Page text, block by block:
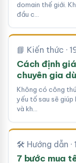
domain thế giới.
đầu c…
📘 Kiến thức ·
Cách định
chuyên gia
Không có công
yếu tố sau sẽ giúp
và kh…
🛠 Hướng dẫn
7 bước mua